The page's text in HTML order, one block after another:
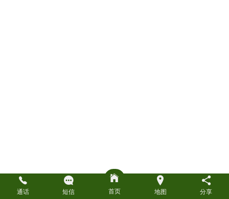
通话 短信 首页 地图 分享